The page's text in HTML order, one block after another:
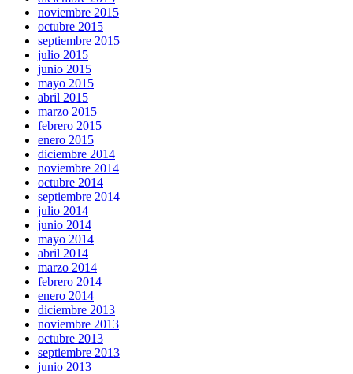
noviembre 2015
octubre 2015
septiembre 2015
julio 2015
junio 2015
mayo 2015
abril 2015
marzo 2015
febrero 2015
enero 2015
diciembre 2014
noviembre 2014
octubre 2014
septiembre 2014
julio 2014
junio 2014
mayo 2014
abril 2014
marzo 2014
febrero 2014
enero 2014
diciembre 2013
noviembre 2013
octubre 2013
septiembre 2013
junio 2013